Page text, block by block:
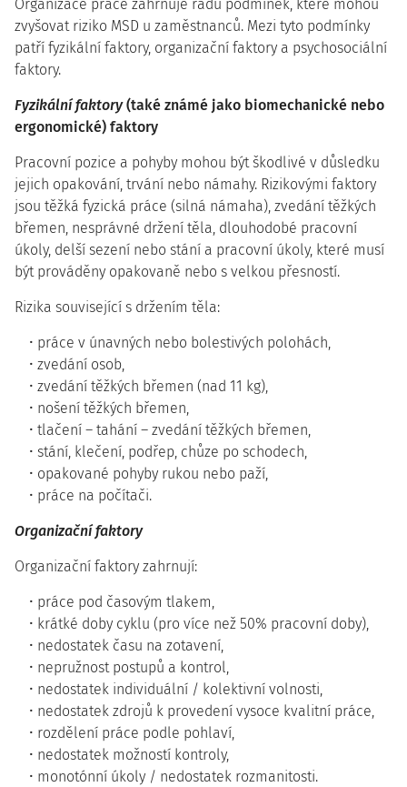
Organizace práce zahrnuje řadu podmínek, které mohou
zvyšovat riziko MSD u zaměstnanců. Mezi tyto podmínky
patří fyzikální faktory, organizační faktory a psychosociální
faktory.
Fyzikální faktory(také známé jako biomechanické nebo
ergonomické) faktory
Pracovní pozice a pohyby mohou být škodlivé v důsledku
jejich opakování, trvání nebo námahy. Rizikovými faktory
jsou těžká fyzická práce (silná námaha), zvedání těžkých
břemen, nesprávné držení těla, dlouhodobé pracovní
úkoly, delší sezení nebo stání a pracovní úkoly, které musí
být prováděny opakovaně nebo s velkou přesností.
Rizika související s držením těla:
práce v únavných nebo bolestivých polohách,
zvedání osob,
zvedání těžkých břemen (nad 11 kg),
nošení těžkých břemen,
tlačení – tahání – zvedání těžkých břemen,
stání, klečení, podřep, chůze po schodech,
opakované pohyby rukou nebo paží,
práce na počítači.
Organizační faktory
Organizační faktory zahrnují:
práce pod časovým tlakem,
krátké doby cyklu (pro více než 50% pracovní doby),
nedostatek času na zotavení,
nepružnost postupů a kontrol,
nedostatek individuální / kolektivní volnosti,
nedostatek zdrojů k provedení vysoce kvalitní práce,
rozdělení práce podle pohlaví,
nedostatek možností kontroly,
monotónní úkoly / nedostatek rozmanitosti.